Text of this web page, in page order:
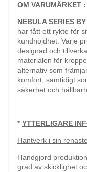
OM VARUMÄRKET :
NEBULA SERIES
har fått ett rykte för
kundnöjdhet. Varje
designad och
materialen för
alternativ som
komfort, samtidigt
säkerhet och
*YTTERLIGARE
Hantverk i sin
Handgjord
grad av skicklighet